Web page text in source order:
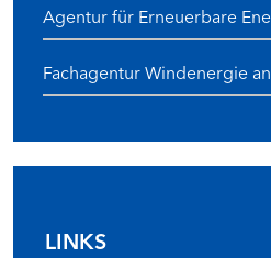
Agentur für Erneuerbare
Fachagentur Windenergie
LINKS